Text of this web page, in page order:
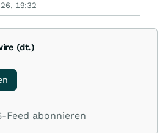
19:32
(dt.)
Feed abonnieren